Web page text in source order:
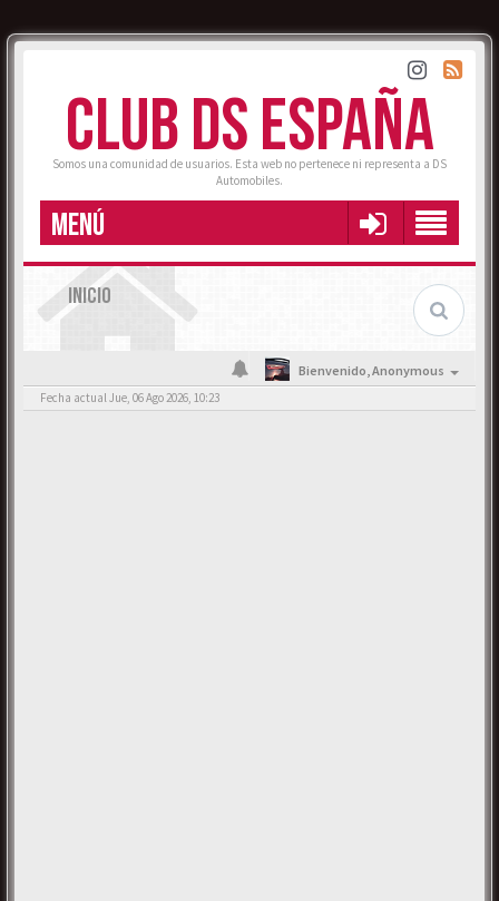
CLUB DS ESPAÑA
Somos una comunidad de usuarios. Esta web no pertenece ni representa a DS
Automobiles.
MENÚ
INICIO
Bienvenido,Anonymous
Fecha actual Jue, 06 Ago 2026, 10:23